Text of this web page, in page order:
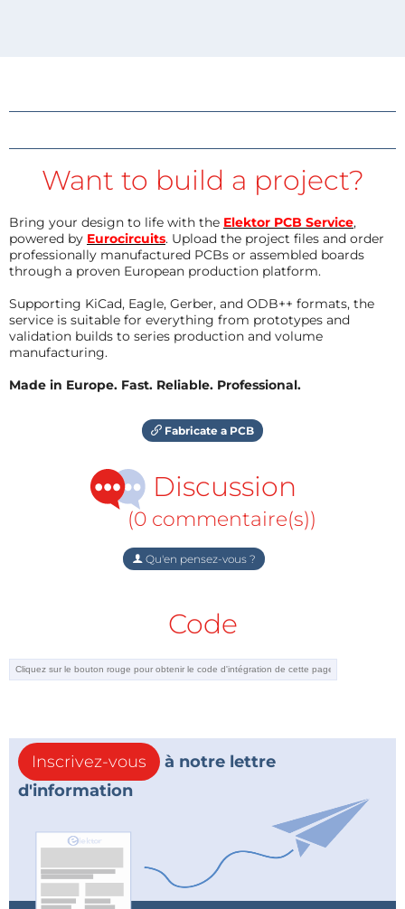
Want to build a project?
Bring your design to life with the Elektor PCB Service,
powered by Eurocircuits. Upload the project files and order
professionally manufactured PCBs or assembled boards
through a proven European production platform.
Supporting KiCad, Eagle, Gerber, and ODB++ formats, the
service is suitable for everything from prototypes and
validation builds to series production and volume
manufacturing.
Made in Europe. Fast. Reliable. Professional.
Fabricate a PCB
Discussion
(0 commentaire(s))
Qu'en pensez-vous ?
Code
Inscrivez-vous
à notre lettre
d'information